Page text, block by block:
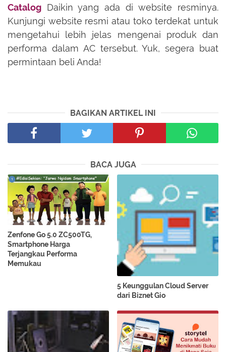
Catalog Daikin yang ada di website resminya.
Kunjungi website resmi atau toko terdekat untuk
mengetahui lebih jelas mengenai produk dan
performa dalam AC tersebut. Yuk, segera buat
permintaan beli Anda!
BAGIKAN ARTIKEL INI
BACA JUGA
Zenfone Go 5.0 ZC500TG,
Smartphone Harga
Terjangkau Performa
Memukau
5 Keunggulan Cloud Server
dari Biznet Gio